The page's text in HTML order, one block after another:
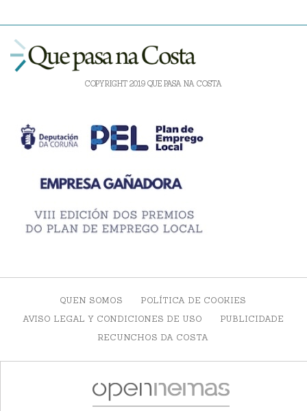
COPYRIGHT 2019 QUE PASA NA COSTA
QUEN SOMOS
POLÍTICA DE COOKIES
AVISO LEGAL Y CONDICIONES DE USO
PUBLICIDADE
RECUNCHOS DA COSTA